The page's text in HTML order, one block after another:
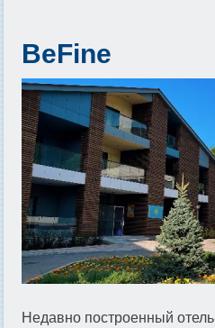
BeFine
Недавно построенный